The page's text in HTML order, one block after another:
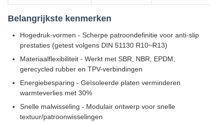
Belangrijkste kenmerken
Hogedruk-vormen - Scherpe patroondefinitie voor anti-slip
prestaties (getest volgens DIN 51130 R10~R13)
Materiaalflexibiliteit - Werkt met SBR, NBR, EPDM,
gerecycled rubber en TPV-verbindingen
Energiebesparing - Geïsoleerde platen verminderen
warmteverlies met 30%
Snelle malwisseling - Modulair ontwerp voor snelle
textuur/patroonwisselingen